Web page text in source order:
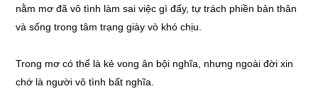
nằm mơ đã vô tình làm sai việc gì đấy, tự trách phiền bản thân
và sống trong tâm trạng giày vò khó chịu.
Trong mơ có thể là kẻ vong ân bội nghĩa, nhưng ngoài đời xin
chớ là người vô tình bất nghĩa.